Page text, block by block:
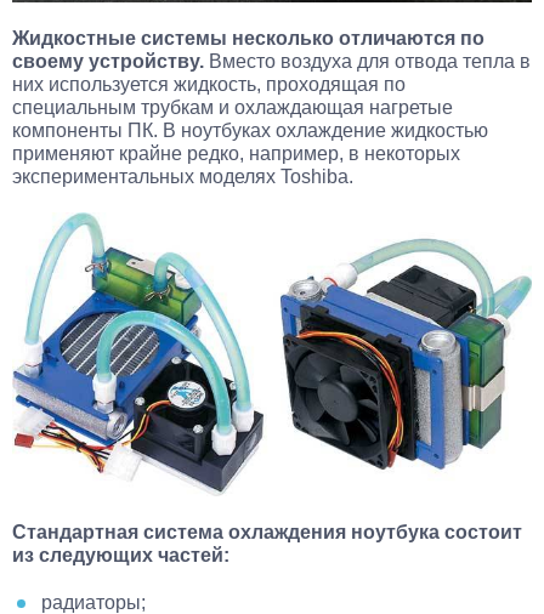
Жидкостные системы несколько отличаются по
своему устройству. Вместо воздуха для отвода тепла в
них используется жидкость, проходящая по
специальным трубкам и охлаждающая нагретые
компоненты ПК. В ноутбуках охлаждение жидкостью
применяют крайне редко, например, в некоторых
экспериментальных моделях Toshiba.
Стандартная система охлаждения ноутбука состоит
из следующих частей:
радиаторы;